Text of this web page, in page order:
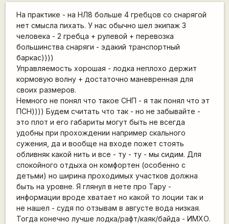
На практике - на НЛ8 больше 4 гребцов со снарягой
нет смысла пихать. У нас обычно шел экипаж 3
человека - 2 гребца + рулевой + перевозка
большинства снаряги - эдакий транспортный
баркас))))
Управляемость хорошая - лодка неплохо держит
кормовую волну + достаточно маневренная для
своих размеров.
Немного не понял что такое СНП - я так понял что эт
ПСН)))) Будем считать что так - но не забывайте -
это плот и его габариты могут быть не всегда
удобны при прохождении например скального
сужения, да и вообще на входе пожет стоять
обливняк какой нить и все - ту - ту - мы сидим. Для
спокойного отдыха он комфортен (особенно с
детьми) но ширина проходимых участков должна
быть на уровне. Я глянул в нете про Тару -
информации вроде хватает но какой то лоции так и
не нашел - судя по отзывам в августе вода низкая.
Тогда конечно лучше лодка/рафт/каяк/байда - ИМХО.